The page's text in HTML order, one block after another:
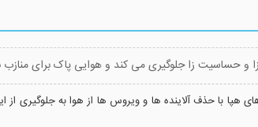
و حساسیت زا جلوگیری می کند و هوایی پاک برای
های هپا با حذف آلاینده ها و ویروس ها از هوا به